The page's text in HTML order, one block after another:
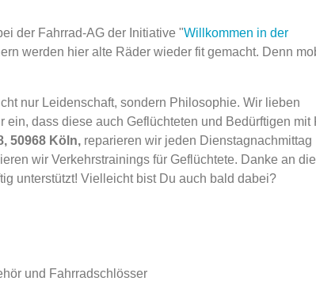
der Fahrrad-AG der Initiative "Willkommen in der
werden hier alte Räder wieder fit gemacht. Denn
nur Leidenschaft, sondern Philosophie. Wir lieben
dass diese auch Geflüchteten und Bedürftigen mit
50968 Köln, reparieren wir jeden Dienstagnachmittag
wir Verkehrstrainings für Geflüchtete. Danke an die
unterstützt! Vielleicht bist Du auch bald dabei?
und Fahrradschlösser